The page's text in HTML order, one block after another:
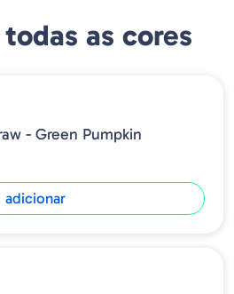
as à medida que afunda e se
shaky rigs, Carolina rigs, free rigs e,
as cores
- Green Pumpkin
adicionar